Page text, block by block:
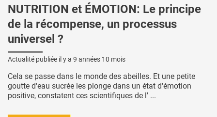
NUTRITION et ÉMOTION: Le principe
de la récompense, un processus
universel ?
Actualité publiée il y a 9 années 10 mois
Cela se passe dans le monde des abeilles. Et une petite
goutte d'eau sucrée les plonge dans un état d'émotion
positive, constatent ces scientifiques de l' ...